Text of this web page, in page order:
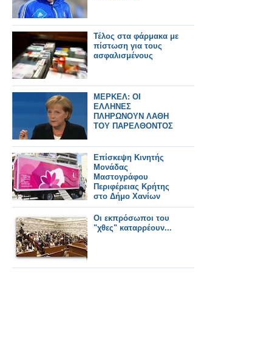
Τέλος στα φάρμακα με
πίστωση για τους
ασφαλισμένους
ΜΕΡΚΕΛ: ΟΙ
ΕΛΛΗΝΕΣ
ΠΛΗΡΩΝΟΥΝ ΛΑΘΗ
ΤΟΥ ΠΑΡΕΛΘΟΝΤΟΣ
Επίσκεψη Κινητής
Μονάδας
Μαστογράφου
Περιφέρειας Κρήτης
στο Δήμο Χανίων
Οι εκπρόσωποι του
"χθες" καταρρέουν...